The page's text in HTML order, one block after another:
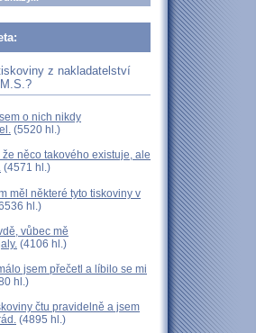
z nakladatelství
o nich nikdy
(5520 hl.)
že něco takového existuje, ale
(4571 hl.)
měl některé tyto tiskoviny v
hl.)
vůbec mě
(4106 hl.)
jsem přečetl a líbilo se mi
hl.)
čtu pravidelně a jsem
(4895 hl.)